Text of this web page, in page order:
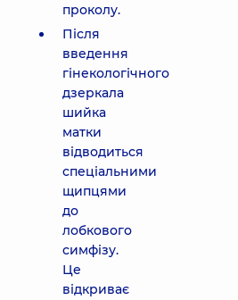
проколу.
Після
введення
гінекологічного
дзеркала
шийка
матки
відводиться
спеціальними
щипцями
до
лобкового
симфізу.
Це
відкриває